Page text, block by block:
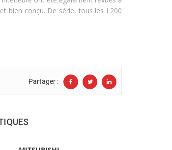
bien conçu. De série, tous les L200
Partager :